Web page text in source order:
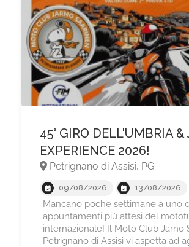
​45° GIRO DELL'UMBRIA &
EXPERIENCE 2026!
Petrignano di Assisi, PG
09/08/2026 13/08/2026
Mancano poche settimane a uno
appuntamenti più attesi del
internazionale! Il Moto Club Jarno
Petrignano di Assisi vi aspetta ad